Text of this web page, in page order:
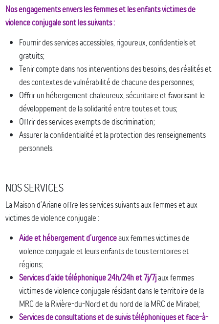
Nos engagements envers les femmes et les enfants victimes de
violence conjugale sont les suivants :
Fournir des services accessibles, rigoureux, confidentiels et
gratuits;
Tenir compte dans nos interventions des besoins, des réalités et
des contextes de vulnérabilité de chacune des personnes;
Offrir un hébergement chaleureux, sécuritaire et favorisant le
développement de la solidarité entre toutes et tous;
Offrir des services exempts de discrimination;
Assurer la confidentialité et la protection des renseignements
personnels.
NOS SERVICES
La Maison d’Ariane offre les services suivants aux femmes et aux
victimes de violence conjugale :
Aide et hébergement d’urgenceaux femmes victimes de
violence conjugale et leurs enfants de tous territoires et
régions;
Services d’aide téléphonique 24h/24h et 7j/7jaux femmes
victimes de violence conjugale résidant dans le territoire de la
MRC de la Rivière-du-Nord et du nord de la MRC de Mirabel;
Services de consultations et de suivis téléphoniques et face-à-